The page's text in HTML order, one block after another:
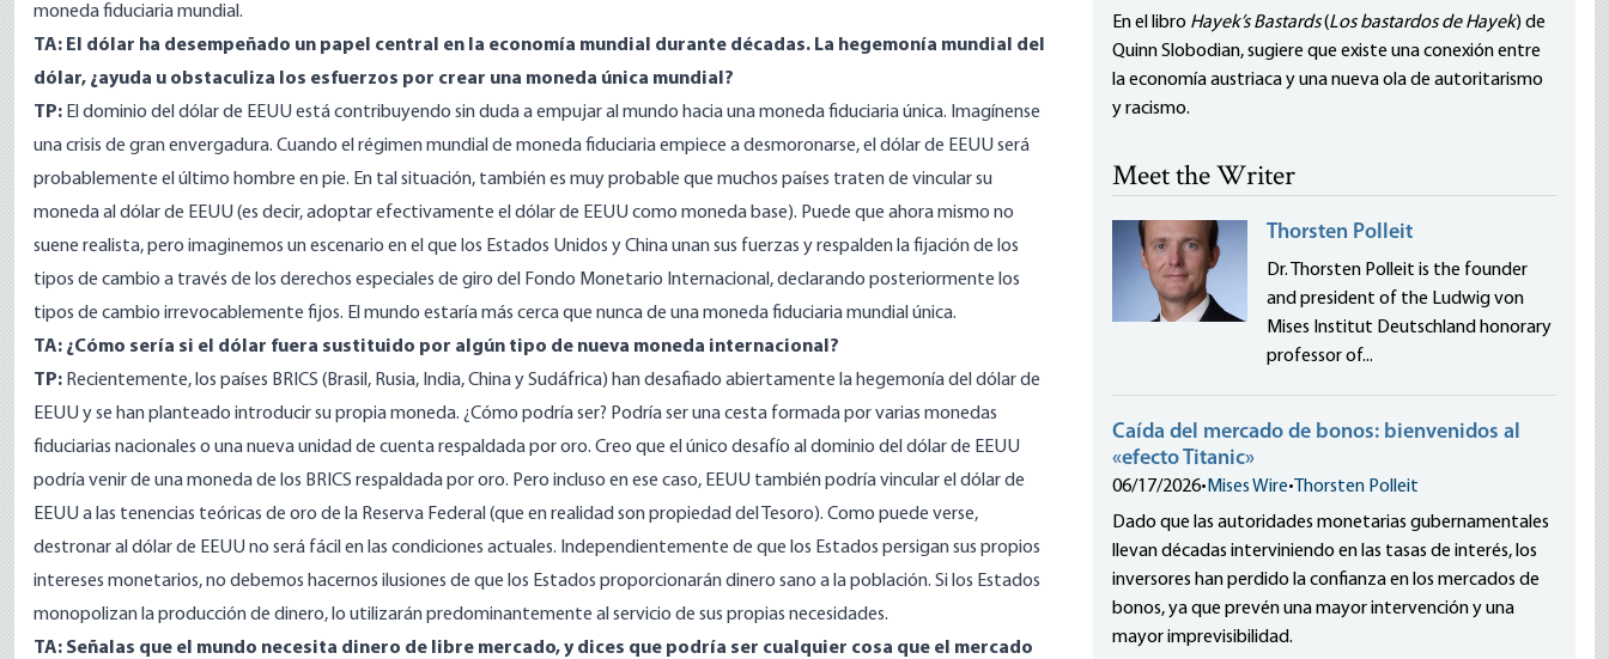
moneda fiduciaria mundial.
TA: El dólar ha desempeñado un papel central en la economía mundial durante décadas. La hegemonía mundial del
dólar, ¿ayuda u obstaculiza los esfuerzos por crear una moneda única mundial?
TP: El dominio del dólar de EEUU está contribuyendo sin duda a empujar al mundo hacia una moneda fiduciaria única. Imagínense
una crisis de gran envergadura. Cuando el régimen mundial de moneda fiduciaria empiece a desmoronarse, el dólar de EEUU será
probablemente el último hombre en pie. En tal situación, también es muy probable que muchos países traten de vincular su
moneda al dólar de EEUU (es decir, adoptar efectivamente el dólar de EEUU como moneda base). Puede que ahora mismo no
suene realista, pero imaginemos un escenario en el que los Estados Unidos y China unan sus fuerzas y respalden la fijación de los
tipos de cambio a través de los derechos especiales de giro del Fondo Monetario Internacional, declarando posteriormente los
tipos de cambio irrevocablemente fijos. El mundo estaría más cerca que nunca de una moneda fiduciaria mundial única.
TA: ¿Cómo sería si el dólar fuera sustituido por algún tipo de nueva moneda internacional?
TP: Recientemente, los países BRICS (Brasil, Rusia, India, China y Sudáfrica) han desafiado abiertamente la hegemonía del dólar de
EEUU y se han planteado introducir su propia moneda. ¿Cómo podría ser? Podría ser una cesta formada por varias monedas
fiduciarias nacionales o una nueva unidad de cuenta respaldada por oro. Creo que el único desafío al dominio del dólar de EEUU
podría venir de una moneda de los BRICS respaldada por oro. Pero incluso en ese caso, EEUU también podría vincular el dólar de
EEUU a las tenencias teóricas de oro de la Reserva Federal (que en realidad son propiedad del Tesoro). Como puede verse,
destronar al dólar de EEUU no será fácil en las condiciones actuales. Independientemente de que los Estados persigan sus propios
intereses monetarios, no debemos hacernos ilusiones de que los Estados proporcionarán dinero sano a la población. Si los Estados
monopolizan la producción de dinero, lo utilizarán predominantemente al servicio de sus propias necesidades.
TA: Señalas que el mundo necesita dinero de libre mercado, y dices que podría ser cualquier cosa que el mercado
En el libro Hayek’s Bastards(Los bastardos de Hayek) de
Quinn Slobodian, sugiere que existe una conexión entre
la economía austriaca y una nueva ola de autoritarismo
y racismo.
Meet the Writer
Thorsten Polleit
Dr. Thorsten Polleit is the founder
and president of the Ludwig von
Mises Institut Deutschland honorary
professor of...
Caída del mercado de bonos: bienvenidos al
«efecto Titanic»
06/17/2026• Mises Wire• Thorsten Polleit
Dado que las autoridades monetarias gubernamentales
llevan décadas interviniendo en las tasas de interés, los
inversores han perdido la confianza en los mercados de
bonos, ya que prevén una mayor intervención y una
mayor imprevisibilidad.